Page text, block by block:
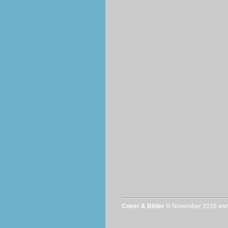
Cover & Bilder © November 2016